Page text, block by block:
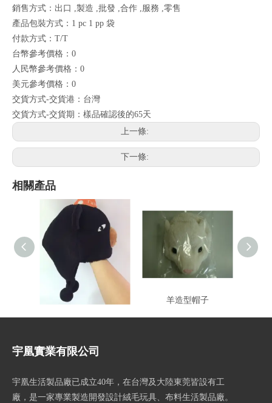
銷售方式：出口 ,製造 ,批發 ,合作 ,服務 ,零售
產品包裝方式：1 pc 1 pp 袋
付款方式：T/T
台幣參考價格：0
人民幣參考價格：0
美元參考價格：0
交貨方式-交貨港：台灣
交貨方式-交貨期：樣品確認後的65天
上一條:
下一條:
相關產品
保暖護耳造型帽 羊造型帽子
宇凰實業有限公司
宇凰生活製品廠已成立40年，在台灣及大陸東莞皆設有工
廠，是一家專業製造開發設計絨毛玩具、布料生活製品廠。